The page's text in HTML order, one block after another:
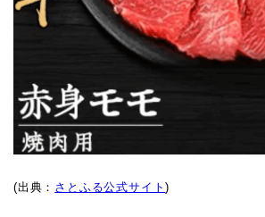
(出典： さとふる公式サイト)